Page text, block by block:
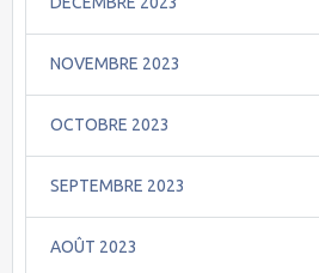
NOVEMBRE 2023
OCTOBRE 2023
SEPTEMBRE 2023
AOÛT 2023